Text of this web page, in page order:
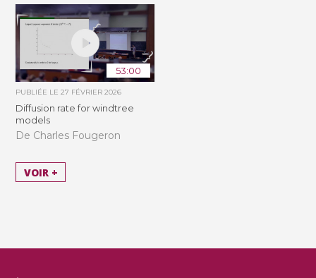
53:00
PUBLIÉE LE27 FÉVRIER 2026
Diffusion rate for windtree
models
De Charles Fougeron
VOIR +